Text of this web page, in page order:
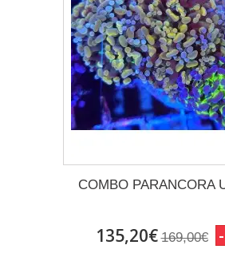
COMBO PARANCORA
135,20€ 169,00€